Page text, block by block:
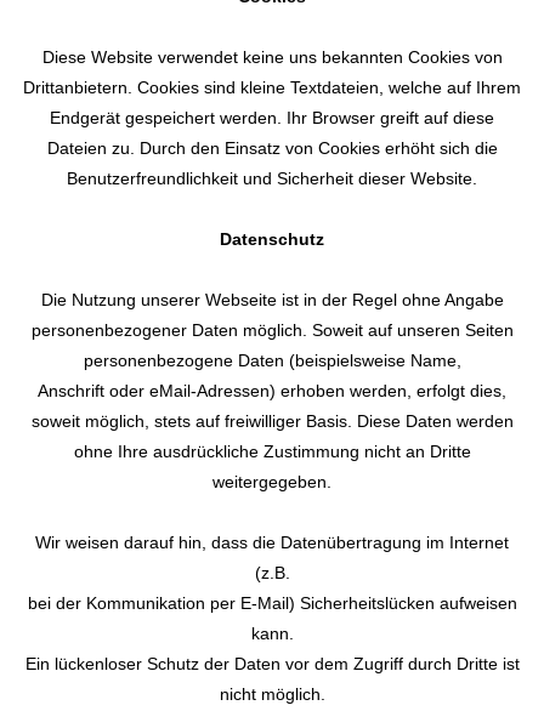
Diese Website verwendet keine uns bekannten Cookies von
Drittanbietern. Cookies sind kleine Textdateien, welche auf Ihrem
Endgerät gespeichert werden. Ihr Browser greift auf diese
Dateien zu. Durch den Einsatz von Cookies erhöht sich die
Benutzerfreundlichkeit und Sicherheit dieser Website.
Datenschutz
Die Nutzung unserer Webseite ist in der Regel ohne Angabe
personenbezogener Daten möglich. Soweit auf unseren Seiten
personenbezogene Daten (beispielsweise Name,
Anschrift oder eMail-Adressen) erhoben werden, erfolgt dies,
soweit möglich, stets auf freiwilliger Basis. Diese Daten werden
ohne Ihre ausdrückliche Zustimmung nicht an Dritte
weitergegeben.
Wir weisen darauf hin, dass die Datenübertragung im Internet
(z.B.
bei der Kommunikation per E-Mail) Sicherheitslücken aufweisen
kann.
Ein lückenloser Schutz der Daten vor dem Zugriff durch Dritte ist
nicht möglich.